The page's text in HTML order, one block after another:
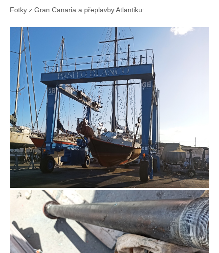
Fotky z Gran Canaria a přeplavby Atlantiku: